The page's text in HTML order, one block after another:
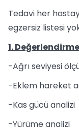
Tedavi her
egzersiz listesi
1.
-Ağrı seviyesi
-Eklem hareket
-Kas gücü analizi
-Yürüme analizi